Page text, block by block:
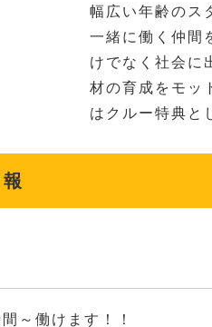
幅広い年齢のス
一緒に働く仲間
けでなく社会に
材の育成をモッ
はクルー特典と
～働けます！！